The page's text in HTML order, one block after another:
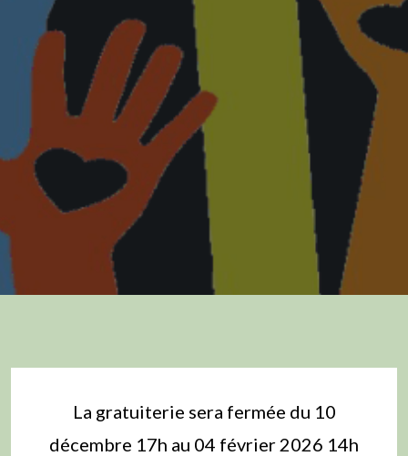
La gratuiterie sera fermée du 10
décembre 17h au 04 février 2026 14h